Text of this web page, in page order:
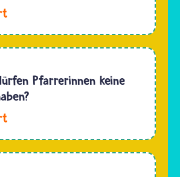
Pfarrerinnen keine